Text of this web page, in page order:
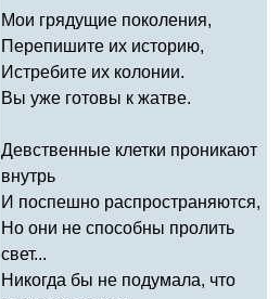
Мои грядущие поколения,
Перепишите их историю,
Истребите их колонии.
Вы уже готовы к жатве.
Девственные клетки проникают
внутрь
И поспешно распространяются,
Но они не способны пролить
свет...
Никогда бы не подумала, что